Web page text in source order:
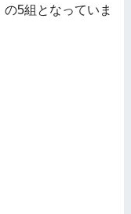
の5組となっていま